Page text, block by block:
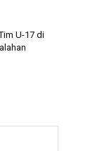
U-17 di